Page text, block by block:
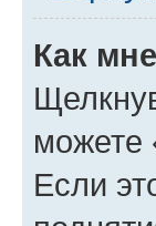
Как
можете
Если